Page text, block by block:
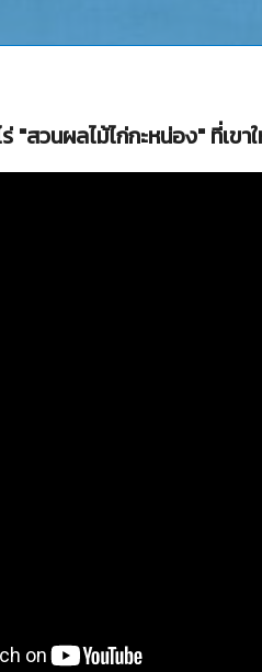
"สวนผลไม้ไก่กะหน่อง" ที่เข